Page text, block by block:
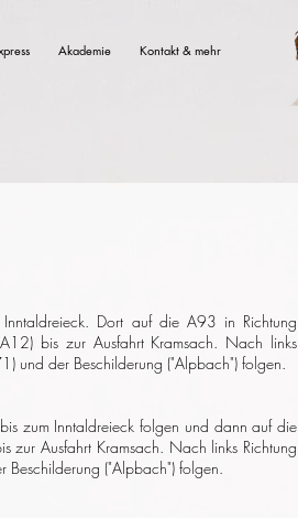
Akademie Kontakt & mehr
Dort auf die A93 in Richtung
bis zur Ausfahrt Kramsach. Nach links
und der Beschilderung ("Alpbach") folgen.
zum Inntaldreieck folgen und dann auf die
zur Ausfahrt Kramsach. Nach links Richtung
Beschilderung ("Alpbach") folgen.